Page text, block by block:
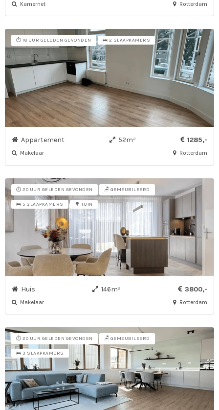
Kamernet Rotterdam
⏱️ 18 UUR GELEDEN GEVONDEN 🛌 2 SLAAPKAMERS
Appartement 52m² 1285,-
Makelaar Rotterdam
⏱️ 20 UUR GELEDEN GEVONDEN 🪑 GEMEUBILEERD
🛌 5 SLAAPKAMERS 🌳 TUIN
Huis 146m² 3800,-
Makelaar Rotterdam
⏱️ 20 UUR GELEDEN GEVONDEN 🪑 GEMEUBILEERD
🛌 3 SLAAPKAMERS